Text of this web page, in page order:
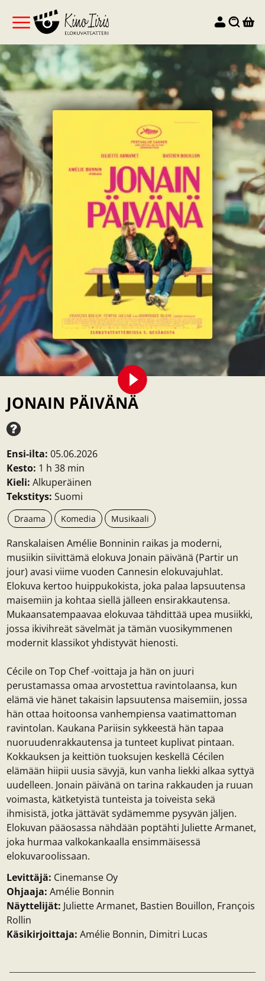
JONAIN PÄIVÄNÄ
Ensi-ilta: 05.06.2026
Kesto: 1 h 38 min
Kieli: Alkuperäinen
Tekstitys: Suomi
Draama Komedia Musikaali
Ranskalaisen Amélie Bonninin raikas ja moderni,
musiikin siivittämä elokuva Jonain päivänä (Partir un
jour) avasi viime vuoden Cannesin elokuvajuhlat.
Elokuva kertoo huippukokista, joka palaa lapsuutensa
maisemiin ja kohtaa siellä jälleen ensirakkautensa.
Mukaansatempaavaa elokuvaa tähdittää upea musiikki,
jossa ikivihreät sävelmät ja tämän vuosikymmenen
modernit klassikot yhdistyvät hienosti.
Cécile on Top Chef -voittaja ja hän on juuri
perustamassa omaa arvostettua ravintolaansa, kun
elämä vie hänet takaisin lapsuutensa maisemiin, jossa
hän ottaa hoitoonsa vanhempiensa vaatimattoman
ravintolan. Kaukana Pariisin sykkeestä hän tapaa
nuoruudenrakkautensa ja tunteet kuplivat pintaan.
Kokkauksen ja keittiön tuoksujen keskellä Cécilen
elämään hiipii uusia sävyjä, kun vanha liekki alkaa syttyä
uudelleen. Jonain päivänä on tarina rakkauden ja ruuan
voimasta, kätketyistä tunteista ja toiveista sekä
ihmisistä, jotka jättävät sydämemme pysyvän jäljen.
Elokuvan pääosassa nähdään poptähti Juliette Armanet,
joka hurmaa valkokankaalla ensimmäisessä
elokuvaroolissaan.
Levittäjä: Cinemanse Oy
Ohjaaja: Amélie Bonnin
Näyttelijät: Juliette Armanet, Bastien Bouillon, François
Rollin
Käsikirjoittaja: Amélie Bonnin, Dimitri Lucas